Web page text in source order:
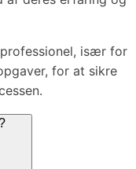
især for
for at sikre